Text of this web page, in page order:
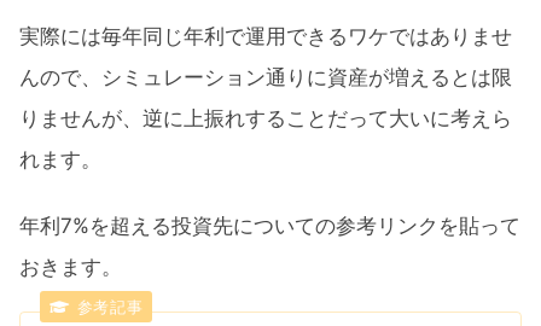
実際には毎年同じ年利で運用できるワケではありませ
んので、シミュレーション通りに資産が増えるとは限
りませんが、逆に上振れすることだって大いに考えら
れます。
年利7%を超える投資先についての参考リンクを貼って
おきます。